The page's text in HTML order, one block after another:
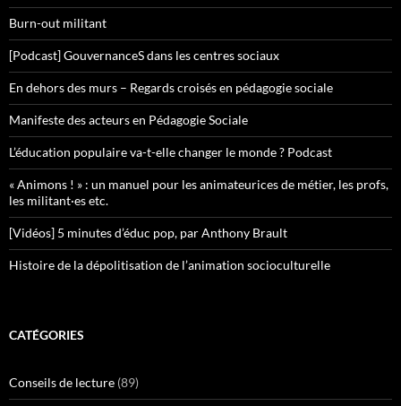
Burn-out militant
[Podcast] GouvernanceS dans les centres sociaux
En dehors des murs – Regards croisés en pédagogie sociale
Manifeste des acteurs en Pédagogie Sociale
L’éducation populaire va-t-elle changer le monde ? Podcast
« Animons ! » : un manuel pour les animateurices de métier, les profs,
les militant·es etc.
[Vidéos] 5 minutes d’éduc pop, par Anthony Brault
Histoire de la dépolitisation de l’animation socioculturelle
CATÉGORIES
Conseils de lecture (89)